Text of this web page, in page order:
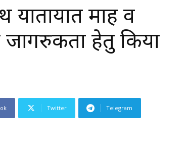
•
माह व
हेतु किया
Twitter Telegram